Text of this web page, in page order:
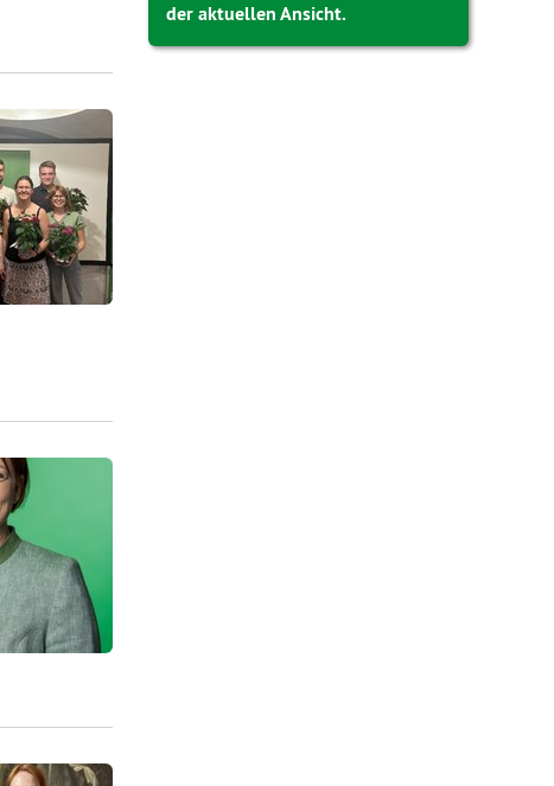
der aktuellen Ansicht.